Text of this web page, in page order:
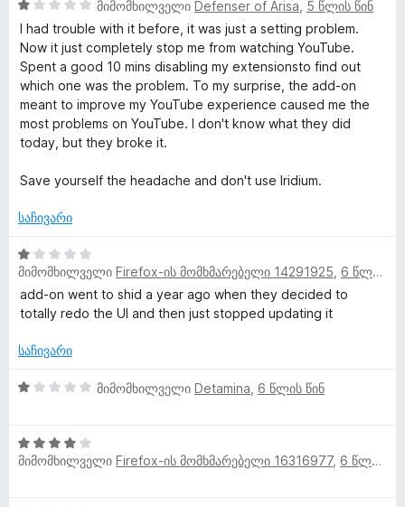
დ
ა
ნ
1
შ
ე
ფ
ა
ს
ე
ბ
5
დ
ნ
მიმომხილველი Defenser of Arisa 5 წლის წინ
I had trouble with it before, it was just a setting problem.
Now it just completely stop me from watching YouTube.
Spent a good 10 mins disabling my extensionsto find out
which one was the problem. To my surprise, the add-on
meant to improve my YouTube experience caused me the
most problems on YouTube. I don't know what they did
today, but they broke it.
Save yourself the headache and don't use Iridium.
საჩივარი
1
შ
ე
ფ
ს
ბ
-
დ
მიმომხილველი Firefox-ის მომხმარებელი 14291925 6 წლის წინ
add-on went to shid a year ago when they decided to
totally redo the UI and then just stopped updating it
საჩივარი
1
ფ
ა
მიმომხილველი Detamina 6 წლის წინ
4
შ
მიმომხილველი Firefox-ის მომხმარებელი 16316977, 6 წლის წინ